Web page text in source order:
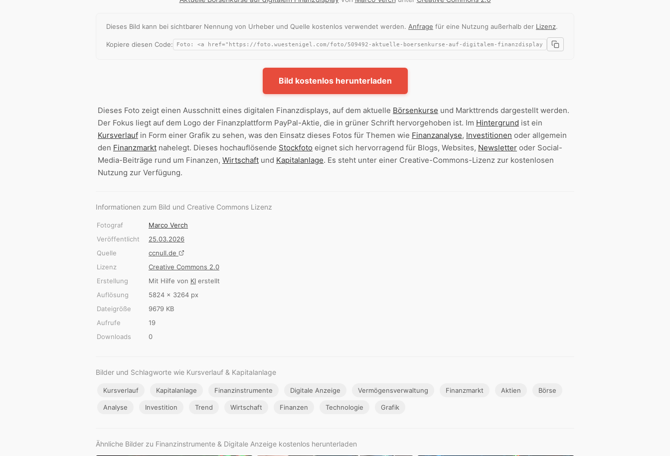
Dieses Bild kann bei sichtbarer Nennung von Urheber und Quelle kostenlos verwendet werden. Anfrage für eine Nutzung außerhalb der Lizenz.
Kopiere diesen Code:
Bild kostenlos herunterladen
Dieses Foto zeigt einen Ausschnitt eines digitalen Finanzdisplays, auf dem aktuelle Börsenkurse und Markttrends dargestellt werden.
Der Fokus liegt auf dem Logo der Finanzplattform PayPal-Aktie, die in grüner Schrift hervorgehoben ist. Im Hintergrund ist ein
Kursverlauf in Form einer Grafik zu sehen, was den Einsatz dieses Fotos für Themen wie Finanzanalyse, Investitionen oder allgemein
den Finanzmarkt nahelegt. Dieses hochauflösende Stockfoto eignet sich hervorragend für Blogs, Websites, Newsletter oder Social-
Media-Beiträge rund um Finanzen, Wirtschaft und Kapitalanlage. Es steht unter einer Creative-Commons-Lizenz zur kostenlosen
Nutzung zur Verfügung.
Informationen zum Bild und Creative Commons Lizenz
Fotograf
Marco Verch
Veröffentlicht
25.03.2026
Quelle
ccnull.de
Lizenz
Creative Commons 2.0
Erstellung
Mit Hilfe von KI erstellt
Auflösung
5824 × 3264 px
Dateigröße
9679 KB
Aufrufe
19
Downloads
0
Bilder und Schlagworte wie Kursverlauf & Kapitalanlage
Kursverlauf Kapitalanlage Finanzinstrumente Digitale Anzeige Vermögensverwaltung Finanzmarkt Aktien Börse
Analyse Investition Trend Wirtschaft Finanzen Technologie Grafik
Ähnliche Bilder zu Finanzinstrumente & Digitale Anzeige kostenlos herunterladen